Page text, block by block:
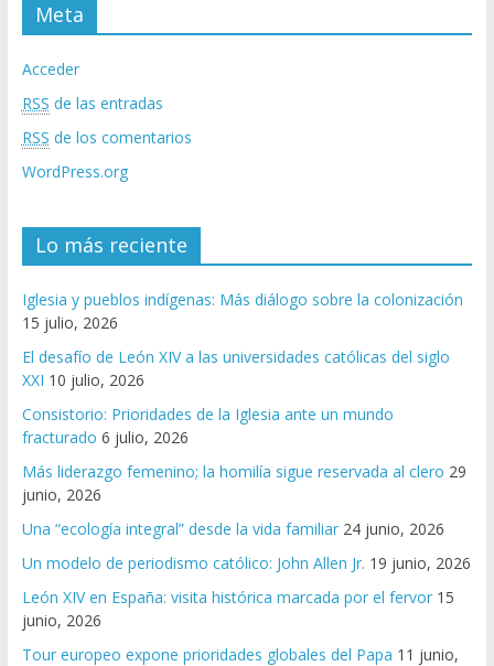
Meta
Acceder
RSS de las entradas
RSS de los comentarios
WordPress.org
Lo más reciente
Iglesia y pueblos indígenas: Más diálogo sobre la colonización
15 julio, 2026
El desafío de León XIV a las universidades católicas del siglo
XXI 10 julio, 2026
Consistorio: Prioridades de la Iglesia ante un mundo
fracturado 6 julio, 2026
Más liderazgo femenino; la homilía sigue reservada al clero 29
junio, 2026
Una “ecología integral” desde la vida familiar 24 junio, 2026
Un modelo de periodismo católico: John Allen Jr. 19 junio, 2026
León XIV en España: visita histórica marcada por el fervor 15
junio, 2026
Tour europeo expone prioridades globales del Papa 11 junio,